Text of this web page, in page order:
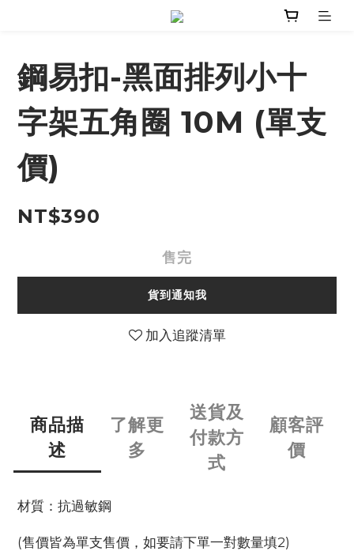
鋼易扣-黑面排列小十
字架五角圈 10M (單支
價)
NT$390
售完
貨到通知我
加入追蹤清單
商品描
述
了解更
多
送貨及
付款方
式
顧客評
價
材質：抗過敏鋼
(售價皆為單支售價，如要請下單一對數量填2)